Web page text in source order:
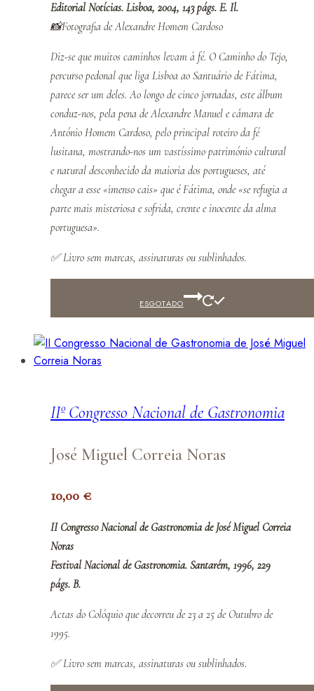
Editorial Notícias. Lisboa, 2004, 143 págs. E. Il.
📸Fotografia de Alexandre Homem Cardoso
Diz-se que muitos caminhos levam à fé. O Caminho do Tejo,
percurso pedonal que liga Lisboa ao Santuário de Fátima,
parece ser um deles. Ao longo de cinco jornadas, este álbum
conduz-nos, pela pena de Alexandre Manuel e câmara de
António Homem Cardoso, pelo principal roteiro da fé
lusitana, mostrando-nos um vastíssimo património cultural
e natural desconhecido da maioria dos portugueses, até
chegar a esse «imenso cais» que é Fátima, onde «se refugia a
parte mais misteriosa e sofrida, crente e inocente da alma
portuguesa».
✅Livro sem marcas, assinaturas ou sublinhados.
ESGOTADO
IIº Congresso Nacional de Gastronomia
José Miguel Correia Noras
10,00 €
II Congresso Nacional de Gastronomia de José Miguel Correia
Noras
Festival Nacional de Gastronomia. Santarém, 1996, 229
págs. B.
Actas do Colóquio que decorreu de 23 a 25 de Outubro de
1995.
✅Livro sem marcas, assinaturas ou sublinhados.